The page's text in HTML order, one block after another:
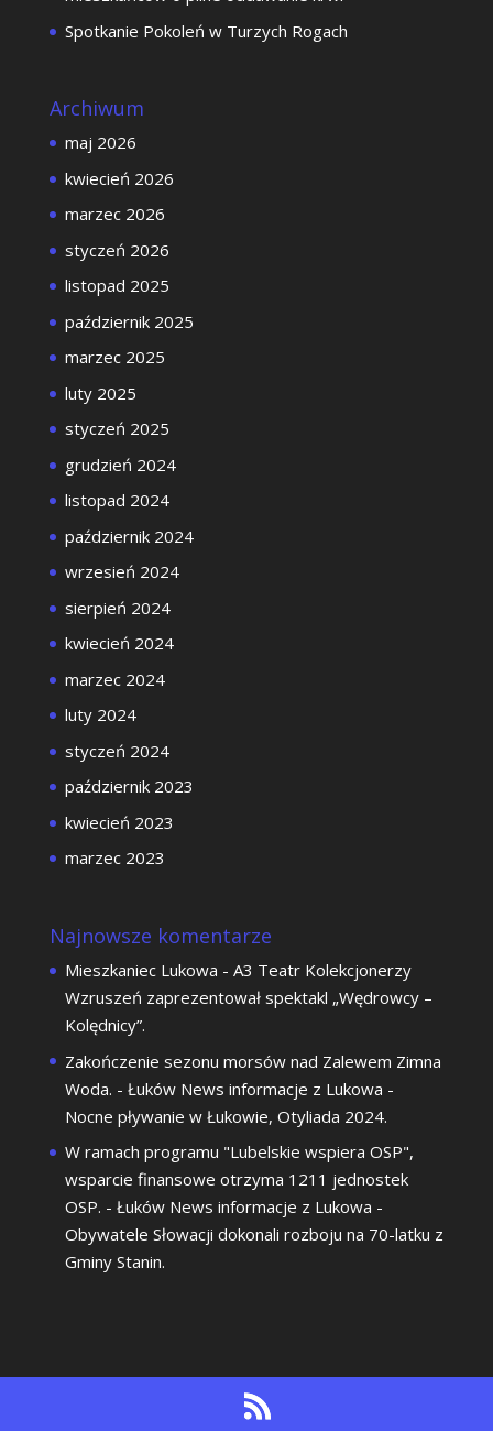
Spotkanie Pokoleń w Turzych Rogach
Archiwum
maj 2026
kwiecień 2026
marzec 2026
styczeń 2026
listopad 2025
październik 2025
marzec 2025
luty 2025
styczeń 2025
grudzień 2024
listopad 2024
październik 2024
wrzesień 2024
sierpień 2024
kwiecień 2024
marzec 2024
luty 2024
styczeń 2024
październik 2023
kwiecień 2023
marzec 2023
Najnowsze komentarze
Mieszkaniec Lukowa - A3 Teatr Kolekcjonerzy
Wzruszeń zaprezentował spektakl „Wędrowcy –
Kolędnicy”.
Zakończenie sezonu morsów nad Zalewem Zimna
Woda. - Łuków News informacje z Lukowa -
Nocne pływanie w Łukowie, Otyliada 2024.
W ramach programu "Lubelskie wspiera OSP",
wsparcie finansowe otrzyma 1211 jednostek
OSP. - Łuków News informacje z Lukowa -
Obywatele Słowacji dokonali rozboju na 70-latku z
Gminy Stanin.